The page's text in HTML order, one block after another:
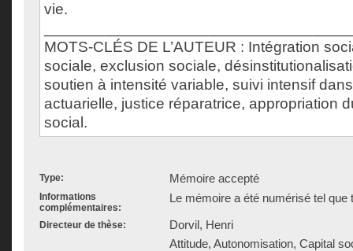
vie.
MOTS-CLÉS DE L’AUTEUR : Intégration
sociale, exclusion sociale,
soutien à intensité variable, suivi intensif
actuarielle, justice réparatrice, appropriation
social.
Type: Mémoire accepté
Informations
complémentaires:
Le mémoire a été numérisé tel que
Directeur de thèse: Dorvil, Henri
Attitude, Autonomisation, Capital